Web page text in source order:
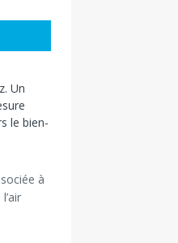
Un
le bien-
à